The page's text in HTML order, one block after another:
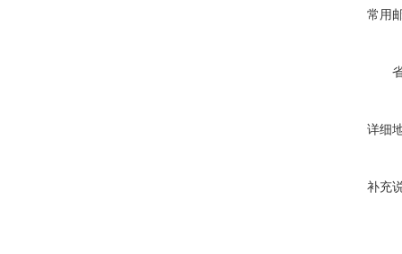
常用
详细
补充